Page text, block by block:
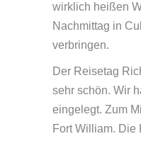
wirklich heißen
Nachmittag in
verbringen.
Der Reisetag
sehr schön. Wir
eingelegt. Zum
Fort William. Die